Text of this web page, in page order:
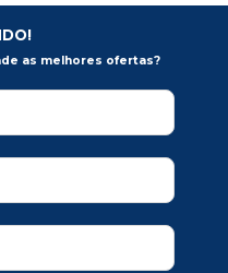
as melhores ofertas?